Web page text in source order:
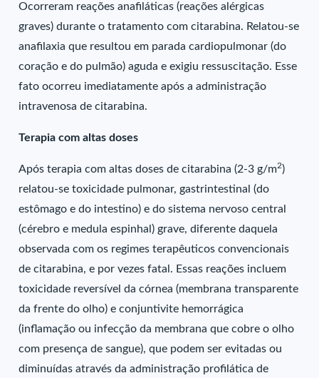
Ocorreram reações anafiláticas (reações alérgicas
graves) durante o tratamento com citarabina. Relatou-se
anafilaxia que resultou em parada cardiopulmonar (do
coração e do pulmão) aguda e exigiu ressuscitação. Esse
fato ocorreu imediatamente após a administração
intravenosa de citarabina.
Terapia com altas doses
Após terapia com altas doses de citarabina (2-3 g/m2)
relatou-se toxicidade pulmonar, gastrintestinal (do
estômago e do intestino) e do sistema nervoso central
(cérebro e medula espinhal) grave, diferente daquela
observada com os regimes terapêuticos convencionais
de citarabina, e por vezes fatal. Essas reações incluem
toxicidade reversível da córnea (membrana transparente
da frente do olho) e conjuntivite hemorrágica
(inflamação ou infecção da membrana que cobre o olho
com presença de sangue), que podem ser evitadas ou
diminuídas através da administração profilática de